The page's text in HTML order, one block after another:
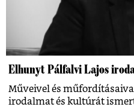
Elhunyt Pálfalvi Lajos
Műveivel és
irodalmat és kultúrát